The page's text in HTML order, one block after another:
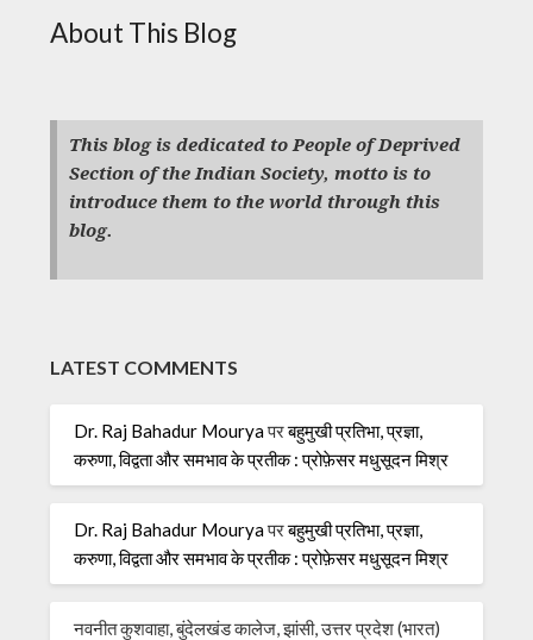
About This Blog
This blog is dedicated to People of Deprived
Section of the Indian Society, motto is to
introduce them to the world through this
blog.
LATEST COMMENTS
Dr. Raj Bahadur Mouryaपरबहुमुखी प्रतिभा, प्रज्ञा,
करुणा, विद्वता और समभाव के प्रतीक : प्रोफ़ेसर मधुसूदन मिश्र
Dr. Raj Bahadur Mouryaपरबहुमुखी प्रतिभा, प्रज्ञा,
करुणा, विद्वता और समभाव के प्रतीक : प्रोफ़ेसर मधुसूदन मिश्र
नवनीत कुशवाहा, बुंदेलखंड कालेज, झांसी, उत्तर प्रदेश (भारत)